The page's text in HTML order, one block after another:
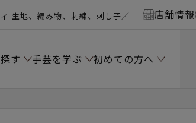
生地、編み物、刺繍、刺し子／ 店舗情報
す 手芸を学ぶ 初めての方へ